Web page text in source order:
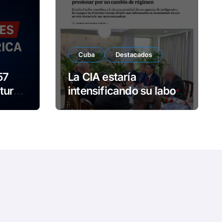
Cuba Destacados
La CIA estaría
intensificando su labor
contra Cuba